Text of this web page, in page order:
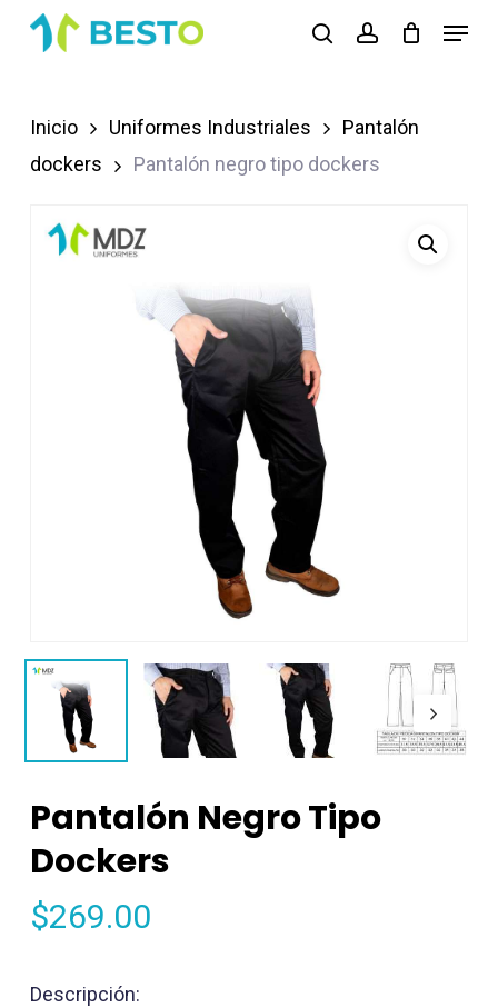
Skip
content
searchaccount
Menu
Inicio Uniformes Industriales
Pantalón
dockers
Pantalón negro tipo dockers
Pantalón Negro Tipo
Dockers
$269.00
Descripción: